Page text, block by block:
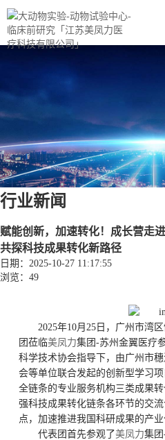
行业新闻
赋能创新，加速转化！成长营走
共探科技成果转化新路径
日期：2025-10-27 11:17:55
浏览：49
2025年10月25日，广州市湾
团莅临美凤力集团-苏州金翼医疗
科学技术协会指导下，由广州市
会等单位联合发起的创新型学习
全链条的专业服务机构三类成果
强科技成果转化链条各环节的交
点，加速推进我国科研成果的产业
代表团首先参观了美凤力集